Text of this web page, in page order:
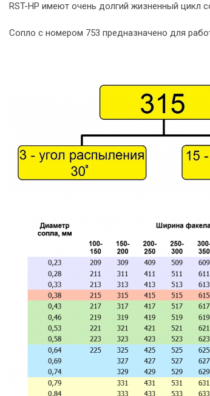
RST-HP имеют очень долгий жизненный цикл
Сопло с номером 753 предназначено для